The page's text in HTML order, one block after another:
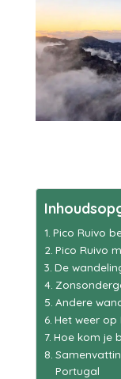
Pico Ruivo
Pico Ruivo
De
Andere
Het weer op
Hoe kom je
Portugal